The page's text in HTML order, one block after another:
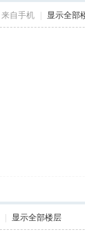
来自手机 显示全部
显示全部楼层